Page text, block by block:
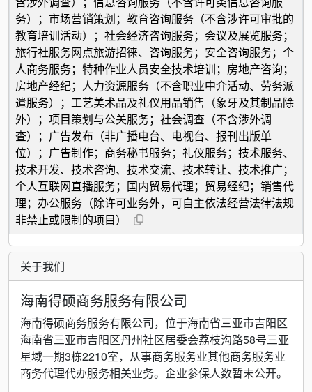
务）；市场营销策划；教育咨询服务（不含涉许可审批的
教育培训活动）；社会经济咨询服务；会议及展览服务；
旅行社服务网点旅游招徕、咨询服务；安全咨询服务；个
人商务服务；特种作业人员安全技术培训；房地产咨询；
房地产经纪；人力资源服务（不含职业中介活动、劳务派
遣服务）；工艺美术品及礼仪用品销售（象牙及其制品除
外）；项目策划与公关服务；社会调查（不含涉外调
查）；广告发布（非广播电台、电视台、报刊出版单
位）；广告制作；商务秘书服务；礼仪服务；技术服务、
技术开发、技术咨询、技术交流、技术转让、技术推广；
个人互联网直播服务；国内贸易代理；贸易经纪；销售代
理；办公服务（除许可业务外，可自主依法经营法律法规
非禁止或限制的项目）
关于我们
海南得硕商务服务有限公司
海南得硕商务服务有限公司，位于海南省三亚市吉阳区
海南省三亚市吉阳区丹州社区居委会荔枝沟路58号三亚
星域一期3栋2210室，从事商务服务业其他商务服务业
商务代理代办服务相关业务。企业参保人数暂未公开。